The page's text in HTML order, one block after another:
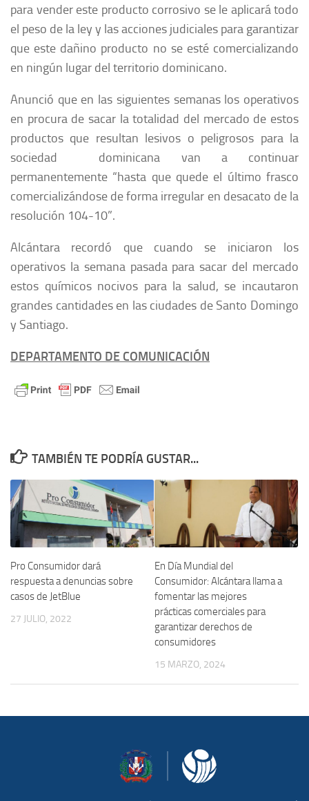
para vender este producto corrosivo se le aplicará todo
el peso de la ley y las acciones judiciales para garantizar
que este dañino producto no se esté comercializando
en ningún lugar del territorio dominicano.
Anunció que en las siguientes semanas los operativos
en procura de sacar la totalidad del mercado de estos
productos que resultan lesivos o peligrosos para la
sociedad dominicana van a continuar
permanentemente “hasta que quede el último frasco
comercializándose de forma irregular en desacato de la
resolución 104-10”.
Alcántara recordó que cuando se iniciaron los
operativos la semana pasada para sacar del mercado
estos químicos nocivos para la salud, se incautaron
grandes cantidades en las ciudades de Santo Domingo
y Santiago.
DEPARTAMENTO DE COMUNICACIÓN
TAMBIÉN TE PODRÍA GUSTAR...
Pro Consumidor dará
respuesta a denuncias sobre
casos de JetBlue
27 JULIO, 2022
En Día Mundial del
Consumidor: Alcántara llama a
fomentar las mejores
prácticas comerciales para
garantizar derechos de
consumidores
15 MARZO, 2024